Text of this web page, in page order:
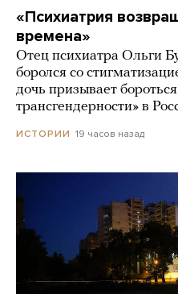
«Психиатрия
времена»
Отец психиатра Ольги
боролся со
дочь призывает
трансгендерности» в
ИСТОРИИ 19 часов назад